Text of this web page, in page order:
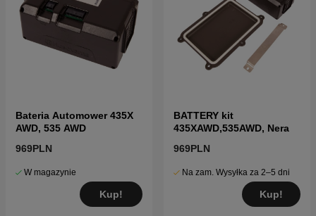
Bateria Automower 435X
AWD, 535 AWD
969PLN
W magazynie
Kup!
BATTERY kit
435XAWD,535AWD, Nera
969PLN
Na zam. Wysyłka za 2–5 dni
Kup!